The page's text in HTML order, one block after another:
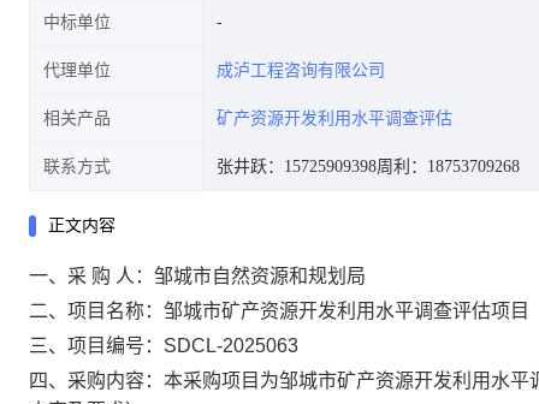
中标单位
代理单位 成泸工程咨询有限公司
相关产品 矿产资源开发利用水平调查评估
联系方式 张井跃：15725909398周利：18753709268
正文内容
一、采 购 人： 邹城市自然资源和规划局
二、项目名称： 邹城市矿产资源开发利用水平调查评估项目
三、项目编号： SDCL-2025063
四、采购内容：本采购项目为邹城市矿产资源开发利用水平